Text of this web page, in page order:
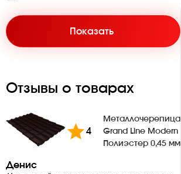
Показать
Отзывы о товарах
Металлочерепица
Grand Line Modern
Полиэстер 0,45 мм
4
Денис